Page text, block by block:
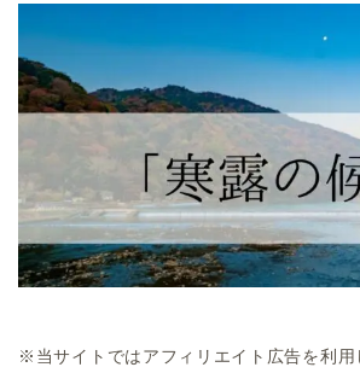
※当サイトではアフィリエイト広告を利用